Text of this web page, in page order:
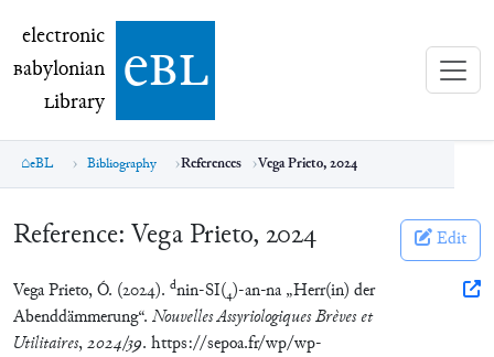
electronic Babylonian Library (eBL)
electronic
Babylonian
Library ebl
eBL Bibliography References Vega Prieto, 2024
Reference: Vega Prieto, 2024 Edit
Vega Prieto, Ó. (2024). dnin-SI(₄)-an-na „Herr(in) der
Abenddämmerung“. Nouvelles Assyriologiques Brèves et
Utilitaires,2024/39. https://sepoa.fr/wp/wp-